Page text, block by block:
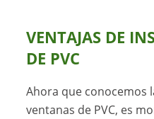
VENTAJAS DE
DE PVC
Ahora que conocemos
ventanas de PVC, es